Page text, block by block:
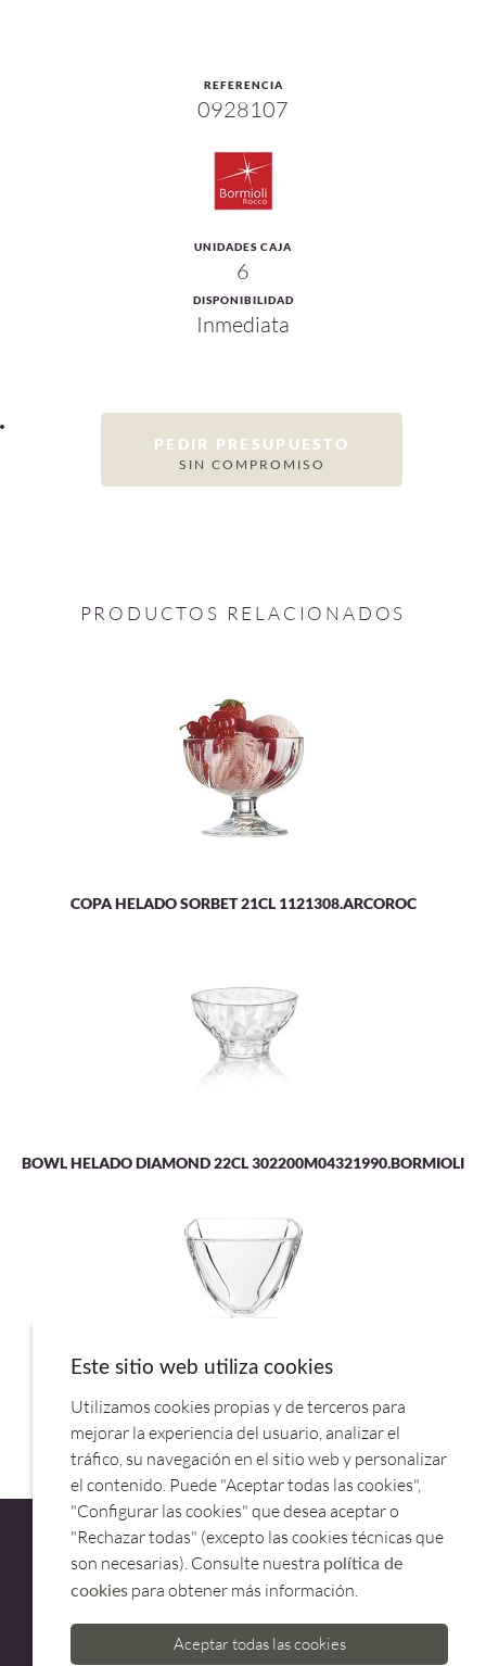
REFERENCIA
0928107
UNIDADES CAJA
6
DISPONIBILIDAD
Inmediata
PEDIR PRESUPUESTO
SIN COMPROMISO
PRODUCTOS RELACIONADOS
COPA HELADO SORBET 21CL 1121308.ARCOROC
BOWL HELADO DIAMOND 22CL 302200M04321990.BORMIOLI
COPA HELADO CARAT 6086/01.ROCHERE
ATENCIÓN AL CLIENTE
973 500 580
Este sitio web utiliza cookies
Utilizamos cookies propias y de terceros para
mejorar la experiencia del usuario, analizar el
tráfico, su navegación en el sitio web y personalizar
el contenido. Puede "Aceptar todas las cookies",
"Configurar las cookies" que desea aceptar o
"Rechazar todas" (excepto las cookies técnicas que
son necesarias). Consulte nuestra política de
cookies para obtener más información.
Aceptar todas las cookies